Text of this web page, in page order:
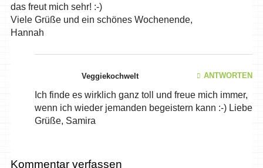
das freut mich sehr! :-)
Viele Grüße und ein schönes Wochenende,
Hannah
Veggiekochwelt ANTWORTEN
Ich finde es wirklich ganz toll und freue mich immer,
wenn ich wieder jemanden begeistern kann :-) Liebe
Grüße, Samira
Kommentar verfassen